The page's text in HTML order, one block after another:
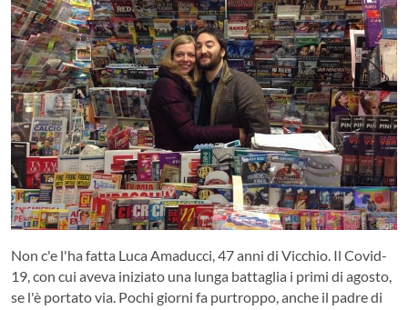
Non c'e l'ha fatta Luca Amaducci, 47 anni di Vicchio. Il Covid-
19, con cui aveva iniziato una lunga battaglia i primi di agosto,
se l'è portato via. Pochi giorni fa purtroppo, anche il padre di